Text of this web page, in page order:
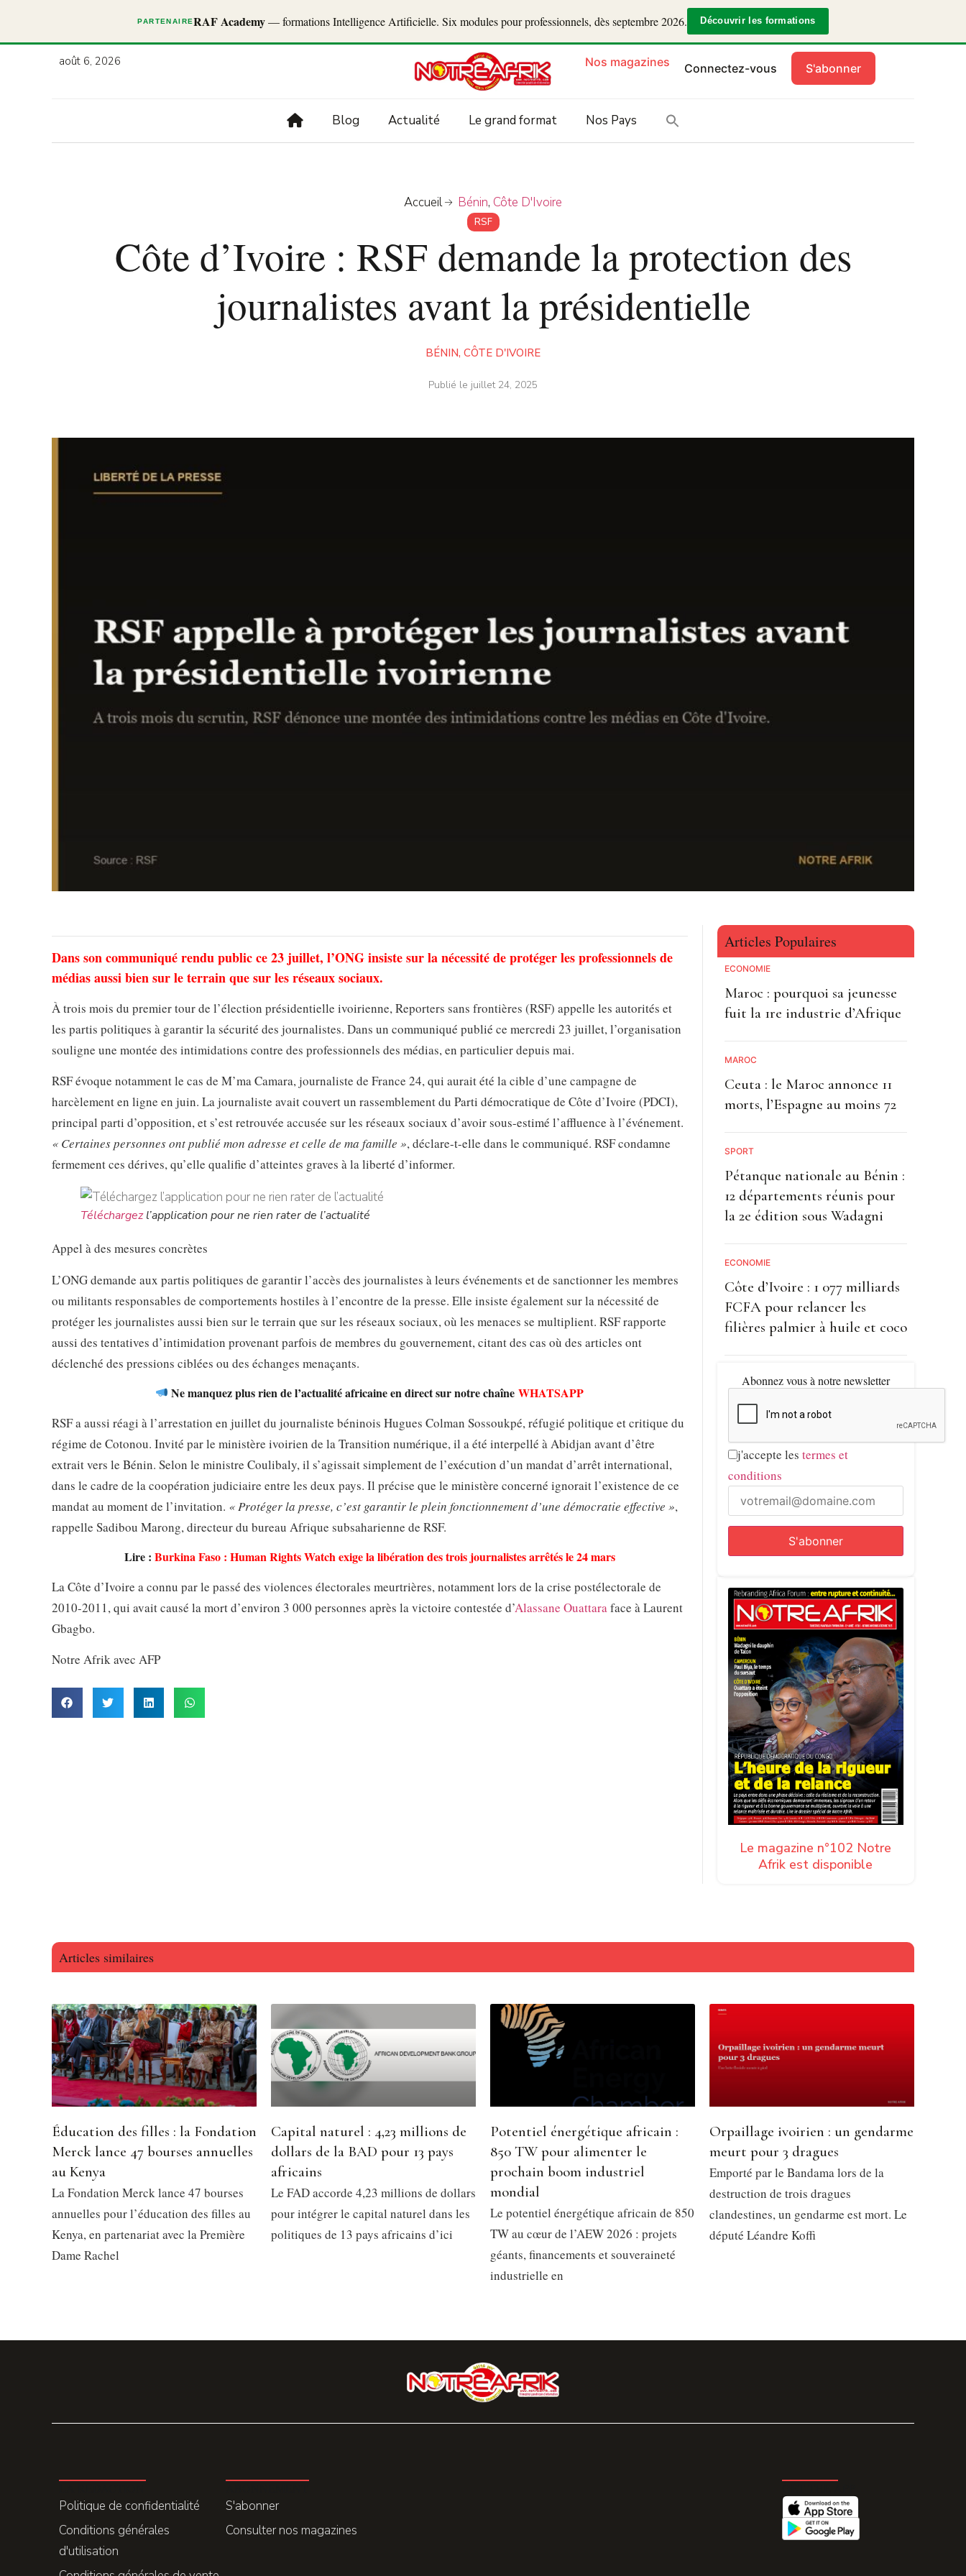
PARTENAIRERAF Academy— formations Intelligence Artificielle. Six modules pour professionnels, dès septembre 2026. Découvrir les formations
août 6, 2026 Nos magazines Connectez-vous S'abonner
Blog Actualité Le grand format Nos Pays
Accueil Bénin, Côte D'Ivoire
RSF
Côte d’Ivoire : RSF demande la protection des
journalistes avant la présidentielle
BÉNIN, CÔTE D'IVOIRE
Publié le juillet 24, 2025
Dans son communiqué rendu public ce 23 juillet, l’ONG insiste sur la nécessité de protéger les professionnels de
médias aussi bien sur le terrain que sur les réseaux sociaux.
À trois mois du premier tour de l’élection présidentielle ivoirienne, Reporters sans frontières (RSF) appelle les autorités et
les partis politiques à garantir la sécurité des journalistes. Dans un communiqué publié ce mercredi 23 juillet, l’organisation
souligne une montée des intimidations contre des professionnels des médias, en particulier depuis mai.
RSF évoque notamment le cas de M’ma Camara, journaliste de France 24, qui aurait été la cible d’une campagne de
harcèlement en ligne en juin. La journaliste avait couvert un rassemblement du Parti démocratique de Côte d’Ivoire (PDCI),
principal parti d’opposition, et s’est retrouvée accusée sur les réseaux sociaux d’avoir sous-estimé l’affluence à l’événement.
« Certaines personnes ont publié mon adresse et celle de ma famille », déclare-t-elle dans le communiqué. RSF condamne
fermement ces dérives, qu’elle qualifie d’atteintes graves à la liberté d’informer.
Téléchargezl’application pour ne rien rater de l’actualité
Appel à des mesures concrètes
L’ONG demande aux partis politiques de garantir l’accès des journalistes à leurs événements et de sanctionner les membres
ou militants responsables de comportements hostiles à l’encontre de la presse. Elle insiste également sur la nécessité de
protéger les journalistes aussi bien sur le terrain que sur les réseaux sociaux, où les menaces se multiplient. RSF rapporte
aussi des tentatives d’intimidation provenant parfois de membres du gouvernement, citant des cas où des articles ont
déclenché des pressions ciblées ou des échanges menaçants.
Ne manquez plus rien de l’actualité africaine en direct sur notre chaîneWHATSAPP
RSF a aussi réagi à l’arrestation en juillet du journaliste béninois Hugues Colman Sossoukpé, réfugié politique et critique du
régime de Cotonou. Invité par le ministère ivoirien de la Transition numérique, il a été interpellé à Abidjan avant d’être
extrait vers le Bénin. Selon le ministre Coulibaly, il s’agissait simplement de l’exécution d’un mandat d’arrêt international,
dans le cadre de la coopération judiciaire entre les deux pays. Il précise que le ministère concerné ignorait l’existence de ce
mandat au moment de l’invitation. « Protéger la presse, c’est garantir le plein fonctionnement d’une démocratie effective »,
rappelle Sadibou Marong, directeur du bureau Afrique subsaharienne de RSF.
Lire : Burkina Faso : Human Rights Watch exige la libération des trois journalistes arrêtés le 24 mars
La Côte d’Ivoire a connu par le passé des violences électorales meurtrières, notamment lors de la crise postélectorale de
2010-2011, qui avait causé la mort d’environ 3 000 personnes après la victoire contestée d’Alassane Ouattaraface à Laurent
Gbagbo.
Notre Afrik avec AFP
Articles Populaires
ECONOMIE
Maroc : pourquoi sa jeunesse
fuit la 1re industrie d’Afrique
MAROC
Ceuta : le Maroc annonce 11
morts, l’Espagne au moins 72
SPORT
Pétanque nationale au Bénin :
12 départements réunis pour
la 2e édition sous Wadagni
ECONOMIE
Côte d’Ivoire : 1 077 milliards
FCFA pour relancer les
filières palmier à huile et coco
Abonnez vous à notre newsletter
j'accepte les termes et
conditions
Le magazine n°102 Notre
Afrik est disponible
Articles similaires
Éducation des filles : la Fondation
Merck lance 47 bourses annuelles
au Kenya
La Fondation Merck lance 47 bourses
annuelles pour l’éducation des filles au
Kenya, en partenariat avec la Première
Dame Rachel
Capital naturel : 4,23 millions de
dollars de la BAD pour 13 pays
africains
Le FAD accorde 4,23 millions de dollars
pour intégrer le capital naturel dans les
politiques de 13 pays africains d’ici
Potentiel énergétique africain :
850 TW pour alimenter le
prochain boom industriel
mondial
Le potentiel énergétique africain de 850
TW au cœur de l’AEW 2026 : projets
géants, financements et souveraineté
industrielle en
Orpaillage ivoirien : un gendarme
meurt pour 3 dragues
Emporté par le Bandama lors de la
destruction de trois dragues
clandestines, un gendarme est mort. Le
député Léandre Koffi
Politique de confidentialité
Conditions générales
d'utilisation
S'abonner
Consulter nos magazines